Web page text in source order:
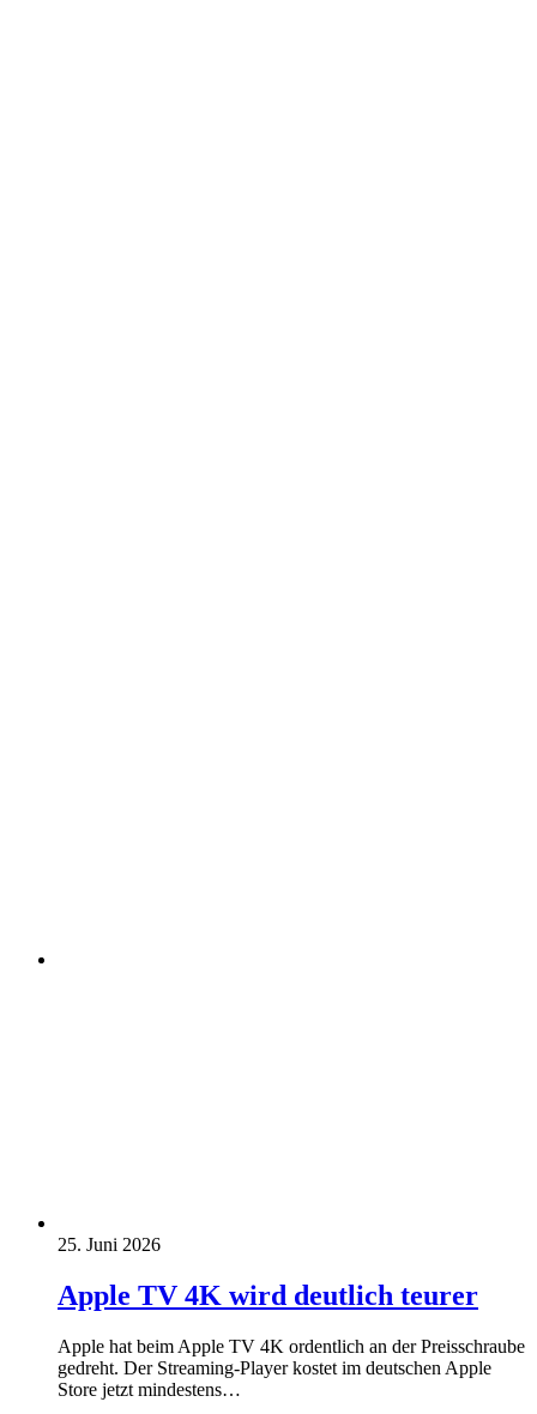
25. Juni 2026
Apple TV 4K wird deutlich teurer
Apple hat beim Apple TV 4K ordentlich an der Preisschraube
gedreht. Der Streaming-Player kostet im deutschen Apple
Store jetzt mindestens…